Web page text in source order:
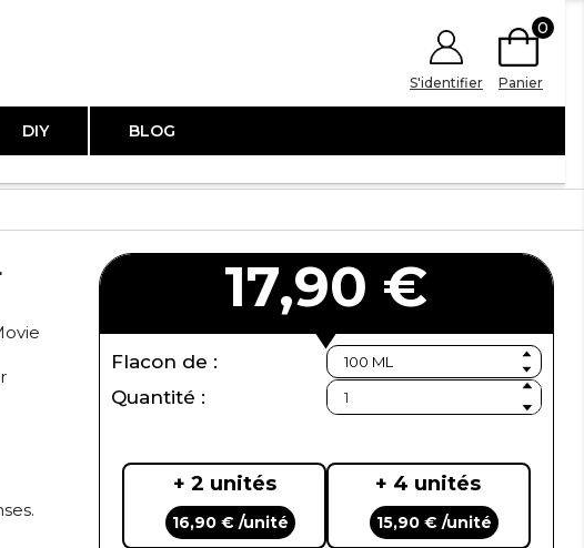
DIY BLOG
S'identifier
0
Panier
17,90 €
Flacon de :
Quantité :
+ 2 unités
16,90 € /unité
+ 4 unités
15,90 € /unité